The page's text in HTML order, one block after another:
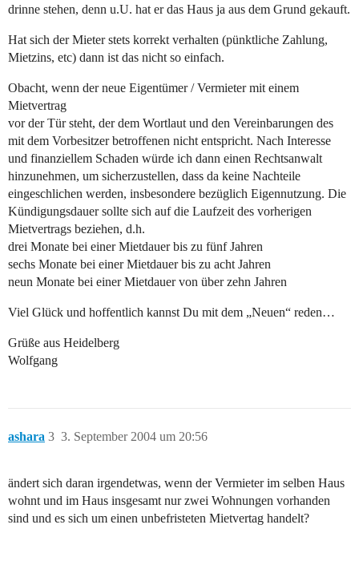
drinne stehen, denn u.U. hat er das Haus ja aus dem Grund gekauft.
Hat sich der Mieter stets korrekt verhalten (pünktliche Zahlung,
Mietzins, etc) dann ist das nicht so einfach.
Obacht, wenn der neue Eigentümer / Vermieter mit einem
Mietvertrag
vor der Tür steht, der dem Wortlaut und den Vereinbarungen des
mit dem Vorbesitzer betroffenen nicht entspricht. Nach Interesse
und finanziellem Schaden würde ich dann einen Rechtsanwalt
hinzunehmen, um sicherzustellen, dass da keine Nachteile
eingeschlichen werden, insbesondere bezüglich Eigennutzung. Die
Kündigungsdauer sollte sich auf die Laufzeit des vorherigen
Mietvertrags beziehen, d.h.
drei Monate bei einer Mietdauer bis zu fünf Jahren
sechs Monate bei einer Mietdauer bis zu acht Jahren
neun Monate bei einer Mietdauer von über zehn Jahren
Viel Glück und hoffentlich kannst Du mit dem „Neuen“ reden…
Grüße aus Heidelberg
Wolfgang
ashara 3. September 2004 um 20:56
3
ändert sich daran irgendetwas, wenn der Vermieter im selben Haus
wohnt und im Haus insgesamt nur zwei Wohnungen vorhanden
sind und es sich um einen unbefristeten Mietvertag handelt?